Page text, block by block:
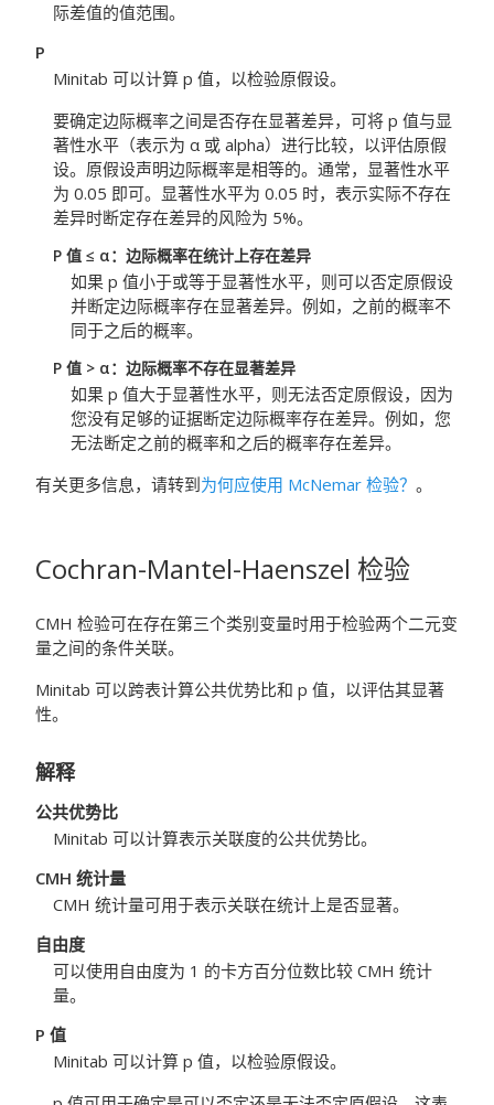
际差值的值范围。
P
Minitab 可以计算 p 值，以检验原假设。
要确定边际概率之间是否存在显著差异，可将 p 值与显
著性水平（表示为 α 或 alpha）进行比较，以评估原假
设。原假设声明边际概率是相等的。通常，显著性水平
为 0.05 即可。显著性水平为 0.05 时，表示实际不存在
差异时断定存在差异的风险为 5%。
P 值 ≤ α：边际概率在统计上存在差异
如果 p 值小于或等于显著性水平，则可以否定原假设
并断定边际概率存在显著差异。例如，之前的概率不
同于之后的概率。
P 值 > α：边际概率不存在显著差异
如果 p 值大于显著性水平，则无法否定原假设，因为
您没有足够的证据断定边际概率存在差异。例如，您
无法断定之前的概率和之后的概率存在差异。
有关更多信息，请转到为何应使用 McNemar 检验？ 。
Cochran-Mantel-Haenszel 检验
CMH 检验可在存在第三个类别变量时用于检验两个二元变
量之间的条件关联。
Minitab 可以跨表计算公共优势比和 p 值，以评估其显著
性。
解释
公共优势比
Minitab 可以计算表示关联度的公共优势比。
CMH 统计量
CMH 统计量可用于表示关联在统计上是否显著。
自由度
可以使用自由度为 1 的卡方百分位数比较 CMH 统计
量。
P 值
Minitab 可以计算 p 值，以检验原假设。